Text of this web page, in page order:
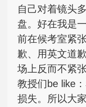
自己对着镜头
盘。好在我是
前在候考室紧
歉、用英文道
场上反而不紧
教授们be like
损失。 所以大